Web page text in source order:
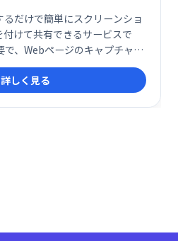
だけで簡単にスクリーンショ
けて共有できるサービスで
で、Webページのキャプチャと
。 効率的な情報共有をサポート
詳しく見る